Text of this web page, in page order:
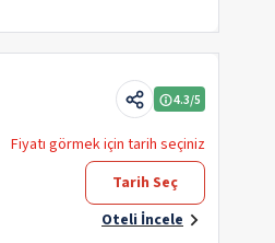
4.3/5
Fiyatı görmek için tarih seçiniz
Tarih Seç
Oteli İncele